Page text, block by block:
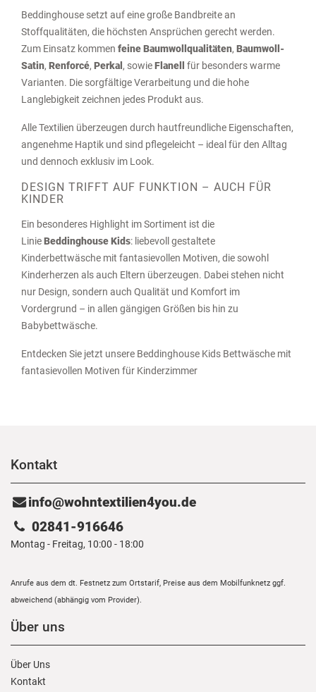
Beddinghouse setzt auf eine große Bandbreite an
Stoffqualitäten, die höchsten Ansprüchen gerecht werden.
Zum Einsatz kommen feine Baumwollqualitäten, Baumwoll-
Satin, Renforcé, Perkal , sowieFlanell
für besonders warme
Varianten. Die sorgfältige Verarbeitung und die hohe
Langlebigkeit zeichnen jedes Produkt aus.
Alle Textilien überzeugen durch hautfreundliche Eigenschaften,
angenehme Haptik und sind pflegeleicht – ideal für den Alltag
und dennoch exklusiv im Look.
DESIGN TRIFFT AUF FUNKTION – AUCH FÜR
KINDER
Ein besonderes Highlight im Sortiment ist die
LinieBeddinghouse Kids: liebevoll gestaltete
Kinderbettwäsche mit fantasievollen Motiven, die sowohl
Kinderherzen als auch Eltern überzeugen. Dabei stehen nicht
nur Design, sondern auch Qualität und Komfort im
Vordergrund – in allen gängigen Größen bis hin zu
Babybettwäsche.
Entdecken Sie jetzt unsere Beddinghouse Kids Bettwäsche mit
fantasievollen Motiven für Kinderzimmer
Kontakt
info@wohntextilien4you.de
02841-916646
Montag - Freitag, 10:00 - 18:00
Anrufe aus dem dt. Festnetz zum Ortstarif, Preise aus dem Mobilfunknetz ggf.
abweichend (abhängig vom Provider).
Über uns
Über Uns
Kontakt